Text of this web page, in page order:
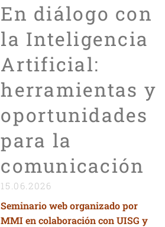
En diálogo con
la Inteligencia
Artificial:
herramientas y
oportunidades
para la
comunicación
15.06.2026
Seminario web organizado por
MMI en colaboración con UISG y